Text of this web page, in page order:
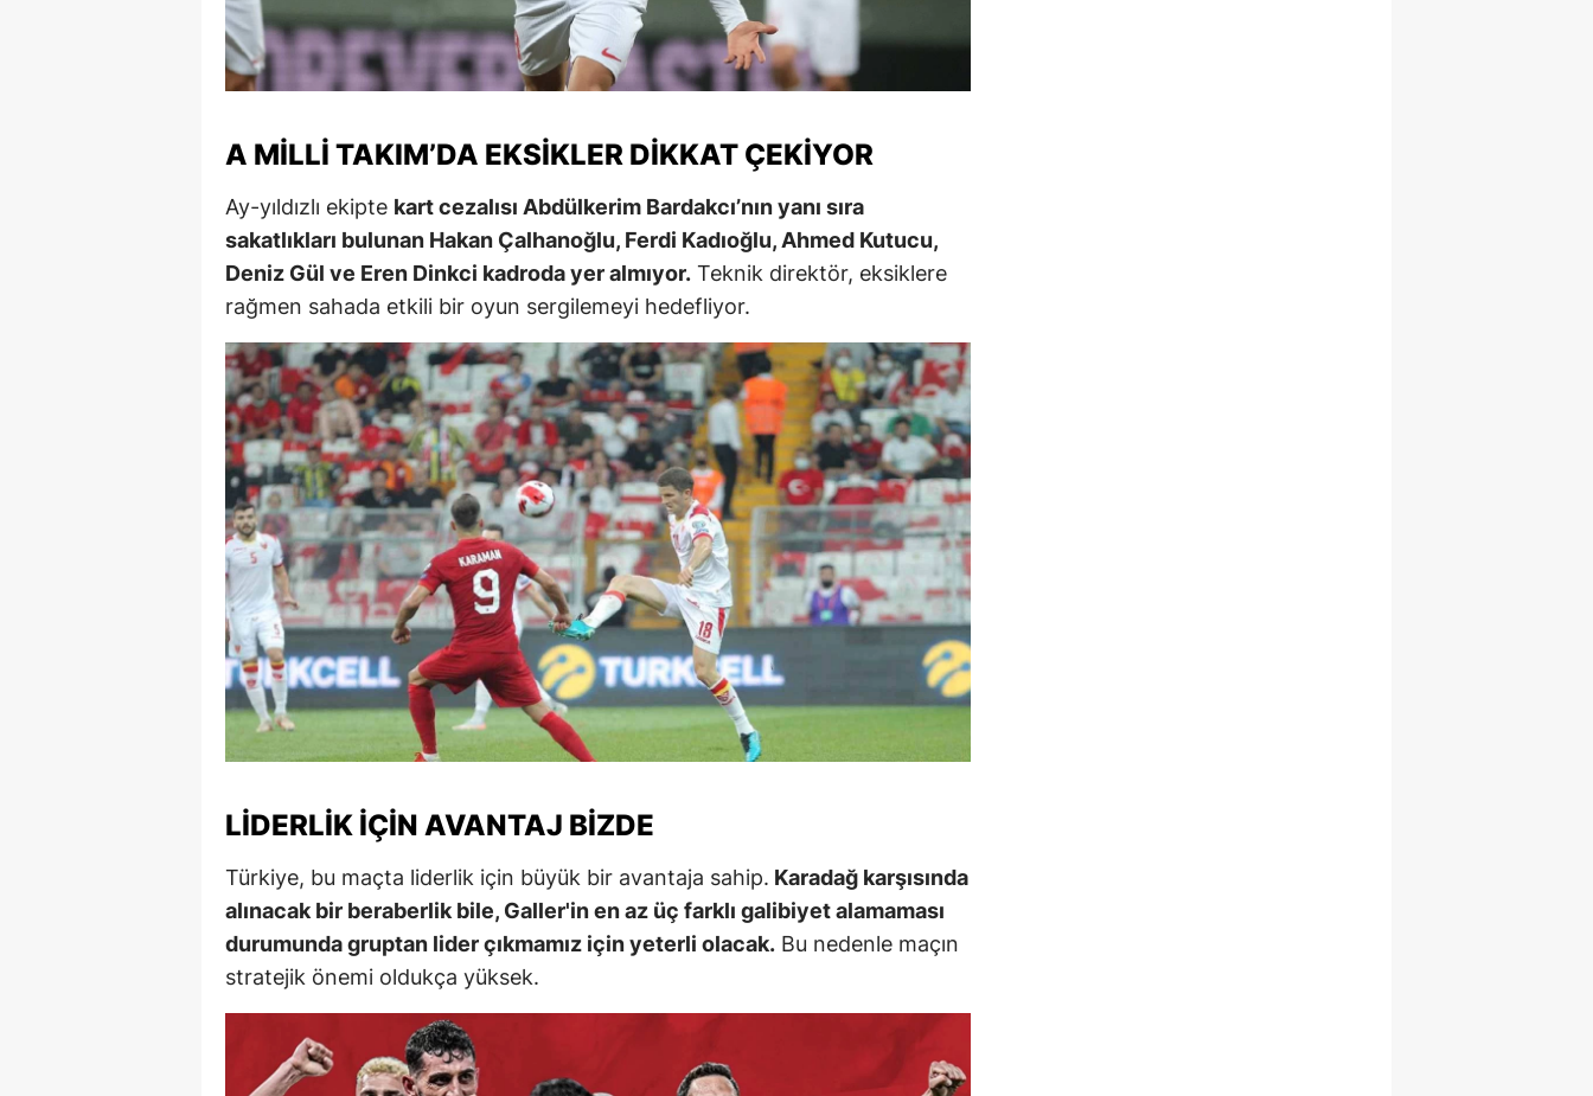
Konya
Kütahya
Malatya
Kahramanmaraş
Mardin
Muş
Nevşehir
Niğde
Ordu
Rize
Sakarya
Samsun
Siirt
Sinop
Sivas
Tokat
Trabzon
Tunceli
A MILLI TAKIM’DA EKSIKLER DIKKAT ÇEKIYOR
Ay-yıldızlı ekipte kart cezalısı Abdülkerim Bardakcı’nın yanı sıra
sakatlıkları bulunan Hakan Çalhanoğlu, Ferdi Kadıoğlu, Ahmed Kutucu,
Deniz Gül ve Eren Dinkci kadroda yer almıyor. Teknik direktör, eksiklere
rağmen sahada etkili bir oyun sergilemeyi hedefliyor.
LIDERLIK İÇIN AVANTAJ BIZDE
Türkiye, bu maçta liderlik için büyük bir avantaja sahip. Karadağ karşısında
alınacak bir beraberlik bile, Galler'in en az üç farklı galibiyet alamaması
durumunda gruptan lider çıkmamız için yeterli olacak. Bu nedenle maçın
stratejik önemi oldukça yüksek.